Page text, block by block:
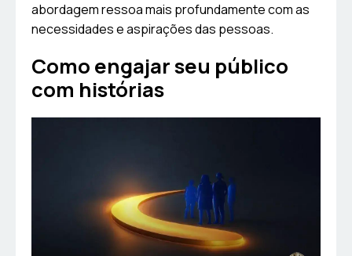
abordagem ressoa mais profundamente com as
necessidades e aspirações das pessoas.
Como engajar seu público
com histórias